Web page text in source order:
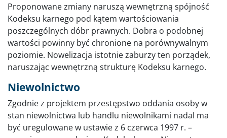
Proponowane zmiany naruszą wewnętrzną spójność
Kodeksu karnego pod kątem wartościowania
poszczególnych dóbr prawnych. Dobra o podobnej
wartości powinny być chronione na porównywalnym
poziomie. Nowelizacja istotnie zaburzy ten porządek,
naruszając wewnętrzną strukturę Kodeksu karnego.
Niewolnictwo
Zgodnie z projektem przestępstwo oddania osoby w
stan niewolnictwa lub handlu niewolnikami nadal ma
być uregulowane w ustawie z 6 czerwca 1997 r. –